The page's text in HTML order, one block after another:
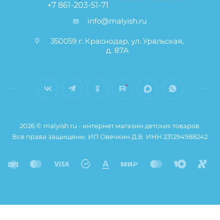
+7 861-203-51-71
info@malyish.ru
350059 г. Краснодар, ул. Уральская,
д. 87А
2026 © malyish.ru - интернет магазин детских товаров.
Все права защищены. ИП Овечкин Д.В. ИНН 231294988242